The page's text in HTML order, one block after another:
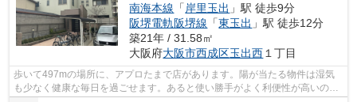
南海本線 「岸里玉出 」駅 徒歩9分
阪堺電軌阪堺線 「東玉出 」駅 徒歩12分
築21年 / 31.58㎡
大阪府大阪市西成区玉出西 １丁目
歩いて497mの場所に、アプロたまで店があります。陽が当たる物件は湿気
も少なく健康な毎日を過ごせます。あると使い勝手がよく利便性が高いのが